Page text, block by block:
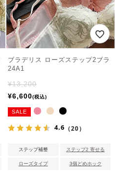
ブラデリス ローズステップ2ブラ
24A1
¥13,200
¥6,600 税込
SALE
4.6 （20）
ステップ補整 ステップ2 寄せる
ローズタイプ 3個どめホック